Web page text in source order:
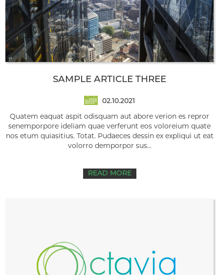
SAMPLE ARTICLE THREE
02.10.2021
Quatem eaquat aspit odisquam aut abore verion es repror
senemporpore ideliam quae verferunt eos voloreium quate
nos etum quiasitius. Totat. Pudaeces dessin ex expliqui ut eat
volorro demporpor sus...
READ MORE